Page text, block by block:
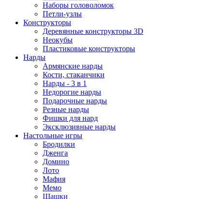
Наборы головоломок
Петли-узлы
Конструкторы
Деревянные конструкторы 3D
Неокубы
Пластиковые конструкторы
Нарды
Армянские нарды
Кости, стаканчики
Нарды - 3 в 1
Недорогие нарды
Подарочные нарды
Резные нарды
Фишки для нард
Эксклюзивные нарды
Настольные игры
Бродилки
Дженга
Домино
Лото
Мафия
Мемо
Шашки